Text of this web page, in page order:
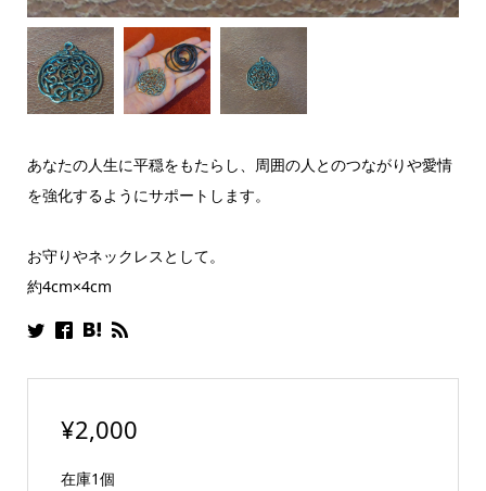
あなたの人生に平穏をもたらし、周囲の人とのつながりや愛情
を強化するようにサポートします。
お守りやネックレスとして。
約4cm×4cm
¥2,000
在庫1個